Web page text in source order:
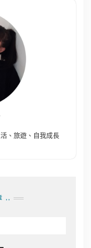
、旅遊、自我成長
..